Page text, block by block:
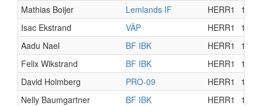
Mathias Boijer
Lemlands IF HERR1 11
Isac Ekstrand
VÄP HERR1 15
Aadu Nael
BF IBK HERR1 16
Felix Wikstrand
BF IBK HERR1 17
David Holmberg
PRO-09 HERR1 14
Nelly Baumgartner
BF IBK HERR1 15